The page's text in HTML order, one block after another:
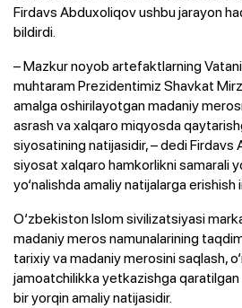
Firdavs Abduxoliqov ushbu jarayon
bildirdi.
– Mazkur noyob artefaktlarning
muhtaram Prezidentimiz Shavkat
amalga oshirilayotgan madaniy
asrash va xalqaro miqyosda
siyosatining natijasidir, – dedi Firdavs
siyosat xalqaro hamkorlikni samarali
yo‘nalishda amaliy natijalarga erishish
O‘zbekiston Islom sivilizatsiyasi
madaniy meros namunalarining
tarixiy va madaniy merosini saqlash,
jamoatchilikka yetkazishga
bir yorqin amaliy natijasidir.